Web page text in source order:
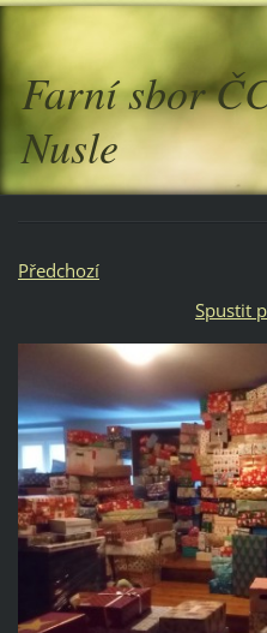
Farní sbor
Nusle
Předchozí
Spustit